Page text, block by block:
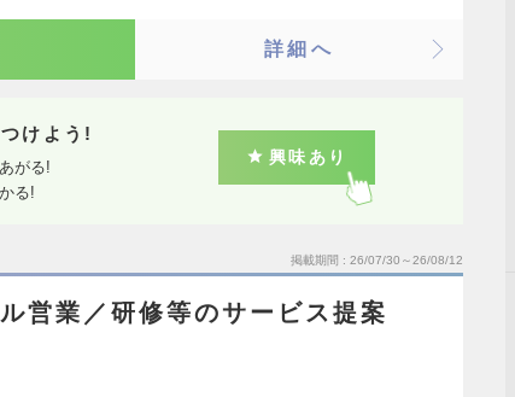
詳細へ
けよう!
がる!
る!
興味あり
掲載期間 26/07/30～26/08/12
営業／研修等のサービス提案